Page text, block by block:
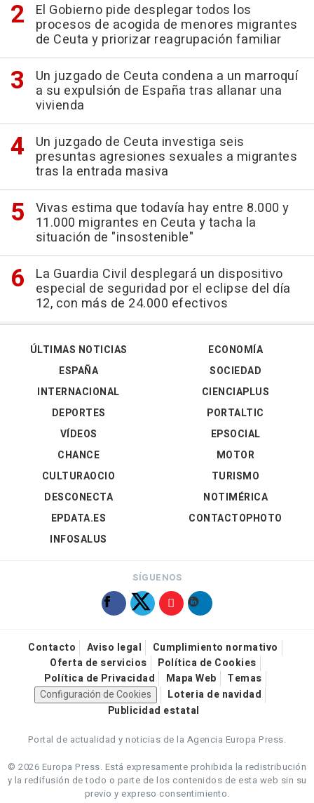
El Gobierno pide desplegar todos los
procesos de acogida de menores migrantes
de Ceuta y priorizar reagrupación familiar
Un juzgado de Ceuta condena a un marroquí
a su expulsión de España tras allanar una
vivienda
Un juzgado de Ceuta investiga seis
presuntas agresiones sexuales a migrantes
tras la entrada masiva
Vivas estima que todavía hay entre 8.000 y
11.000 migrantes en Ceuta y tacha la
situación de "insostenible"
La Guardia Civil desplegará un dispositivo
especial de seguridad por el eclipse del día
12, con más de 24.000 efectivos
ÚLTIMAS NOTICIAS
ESPAÑA
INTERNACIONAL
DEPORTES
VÍDEOS
ECONOMÍA
SOCIEDAD
CIENCIAPLUS
PORTALTIC
EPSOCIAL
CHANCE
CULTURAOCIO
DESCONECTA
EPDATA.ES
INFOSALUS
MOTOR
TURISMO
NOTIMÉRICA
CONTACTOPHOTO
SÍGUENOS
Contacto Aviso legal
Cumplimiento normativo
Oferta de servicios
Política de Cookies
Política de Privacidad
Mapa Web
Temas
Configuración de Cookies
Loteria de navidad
Publicidad estatal
Portal de actualidad y noticias de la Agencia Europa Press.
© 2026 Europa Press. Está expresamente prohibida la redistribución
y la redifusión de todo o parte de los contenidos de esta web sin su
previo y expreso consentimiento.